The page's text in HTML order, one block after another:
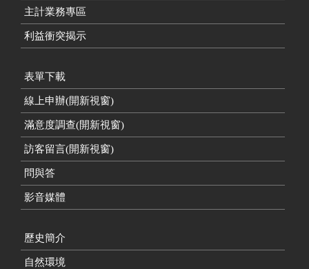
主計業務專區
利益衝突揭示
表單下載
線上申辦(開新視窗)
滿意度調查(開新視窗)
訪客留言(開新視窗)
問與答
影音媒體
歷史簡介
自然環境